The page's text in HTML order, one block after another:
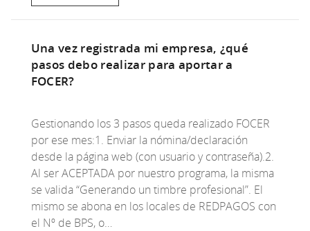
Una vez registrada mi empresa, ¿qué
pasos debo realizar para aportar a
FOCER?
Gestionando los 3 pasos queda realizado FOCER
por ese mes:1. Enviar la nómina/declaración
desde la página web (con usuario y contraseña).2.
Al ser ACEPTADA por nuestro programa, la misma
se valida “Generando un timbre profesional”. El
mismo se abona en los locales de REDPAGOS con
el Nº de BPS, o…